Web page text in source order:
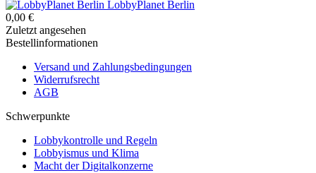
LobbyPlanet Berlin
0,00 €
Zuletzt angesehen
Bestellinformationen
Versand und Zahlungsbedingungen
Widerrufsrecht
AGB
Schwerpunkte
Lobbykontrolle und Regeln
Lobbyismus und Klima
Macht der Digitalkonzerne